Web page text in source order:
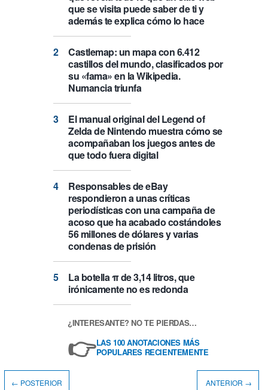
que se visita puede saber de ti y
además te explica cómo lo hace
Castlemap: un mapa con 6.412
castillos del mundo, clasificados por
su «fama» en la Wikipedia.
Numancia triunfa
El manual original del Legend of
Zelda de Nintendo muestra cómo se
acompañaban los juegos antes de
que todo fuera digital
Responsables de eBay
respondieron a unas críticas
periodísticas con una campaña de
acoso que ha acabado costándoles
56 millones de dólares y varias
condenas de prisión
La botella π de 3,14 litros, que
irónicamente no es redonda
¿INTERESANTE? NO TE PIERDAS…
👉LAS 100 ANOTACIONES MÁS
POPULARES RECIENTEMENTE
← POSTERIOR ANTERIOR →